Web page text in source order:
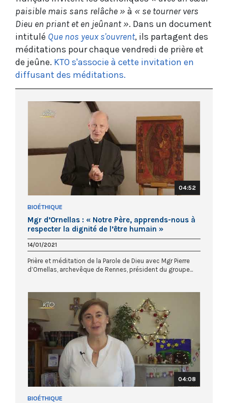
paisible mais sans relâche » à « se tourner vers
Dieu en priant et en jeûnant ». Dans un document
intitulé Que nos yeux s'ouvrent, ils partagent des
méditations pour chaque vendredi de prière et
de jeûne. KTO s'associe à cette invitation en
diffusant des méditations.
04:52
BIOÉTHIQUE
Mgr d’Ornellas : « Notre Père, apprends-nous à
respecter la dignité de l’être humain »
14/01/2021
Prière et méditation de la Parole de Dieu avec Mgr Pierre
d’Ornellas, archevêque de Rennes, président du groupe...
04:08
BIOÉTHIQUE